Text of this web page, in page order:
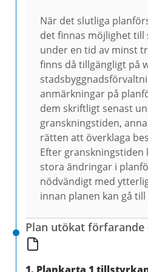
När det slutliga
det finnas möjlighet
under en tid av minst
finns då tillgängligt på
anmärkningar på
dem skriftligt senast
granskningstiden,
rätten att överklaga
Efter granskningstiden
stora ändringar i
nödvändigt med
innan planen kan gå
Plan utökat